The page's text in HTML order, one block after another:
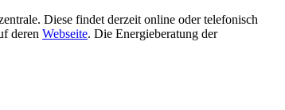
Diese findet derzeit online oder telefonisch
deren Webseite. Die Energieberatung der